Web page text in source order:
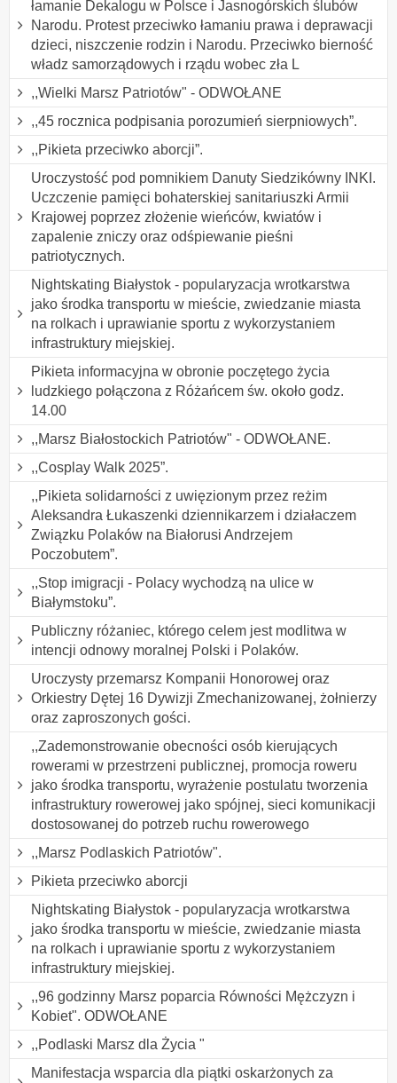
łamanie Dekalogu w Polsce i Jasnogórskich ślubów
Narodu. Protest przeciwko łamaniu prawa i deprawacji
dzieci, niszczenie rodzin i Narodu. Przeciwko bierność
władz samorządowych i rządu wobec zła L
,,Wielki Marsz Patriotów" - ODWOŁANE
,,45 rocznica podpisania porozumień sierpniowych”.
,,Pikieta przeciwko aborcji”.
Uroczystość pod pomnikiem Danuty Siedzikówny INKI.
Uczczenie pamięci bohaterskiej sanitariuszki Armii
Krajowej poprzez złożenie wieńców, kwiatów i
zapalenie zniczy oraz odśpiewanie pieśni
patriotycznych.
Nightskating Białystok - popularyzacja wrotkarstwa
jako środka transportu w mieście, zwiedzanie miasta
na rolkach i uprawianie sportu z wykorzystaniem
infrastruktury miejskiej.
Pikieta informacyjna w obronie poczętego życia
ludzkiego połączona z Różańcem św. około godz.
14.00
,,Marsz Białostockich Patriotów" - ODWOŁANE.
,,Cosplay Walk 2025”.
,,Pikieta solidarności z uwięzionym przez reżim
Aleksandra Łukaszenki dziennikarzem i działaczem
Związku Polaków na Białorusi Andrzejem
Poczobutem”.
,,Stop imigracji - Polacy wychodzą na ulice w
Białymstoku”.
Publiczny różaniec, którego celem jest modlitwa w
intencji odnowy moralnej Polski i Polaków.
Uroczysty przemarsz Kompanii Honorowej oraz
Orkiestry Dętej 16 Dywizji Zmechanizowanej, żołnierzy
oraz zaproszonych gości.
,,Zademonstrowanie obecności osób kierujących
rowerami w przestrzeni publicznej, promocja roweru
jako środka transportu, wyrażenie postulatu tworzenia
infrastruktury rowerowej jako spójnej, sieci komunikacji
dostosowanej do potrzeb ruchu rowerowego
,,Marsz Podlaskich Patriotów".
Pikieta przeciwko aborcji
Nightskating Białystok - popularyzacja wrotkarstwa
jako środka transportu w mieście, zwiedzanie miasta
na rolkach i uprawianie sportu z wykorzystaniem
infrastruktury miejskiej.
,,96 godzinny Marsz poparcia Równości Mężczyzn i
Kobiet". ODWOŁANE
,,Podlaski Marsz dla Życia "
Manifestacja wsparcia dla piątki oskarżonych za